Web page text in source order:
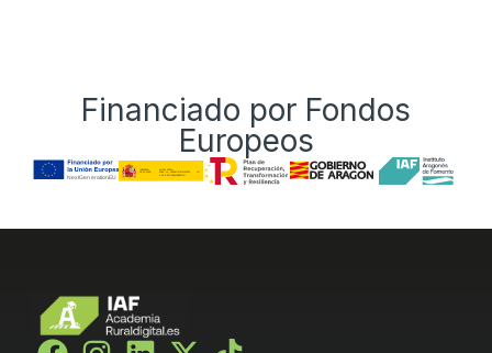
Financiado por Fondos
Europeos